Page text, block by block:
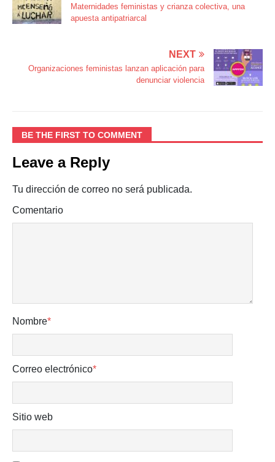
Maternidades feministas y crianza colectiva, una
apuesta antipatriarcal
NEXT
Organizaciones feministas lanzan aplicación para
denunciar violencia
BE THE FIRST TO COMMENT
Leave a Reply
Tu dirección de correo no será publicada.
Comentario
Nombre*
Correo electrónico*
Sitio web